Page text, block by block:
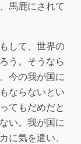
馬鹿にされて
して、世界の
う。そうなら
今の我が国に
ならないとい
てもだめだと
い。我が国に
に気を遣い、